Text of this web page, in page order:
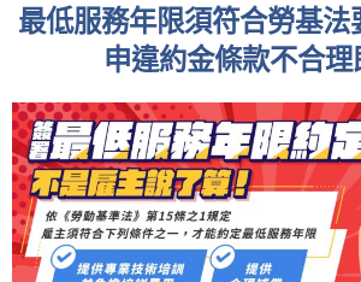
最低服務年限須符合勞基法
申違約金條款不合